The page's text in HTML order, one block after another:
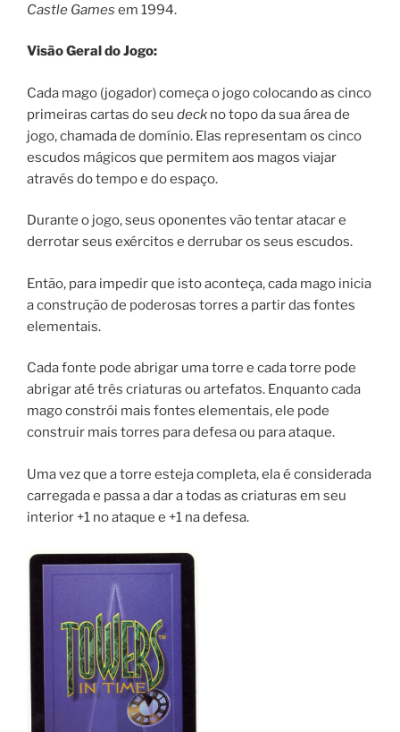
Castle Games em 1994.
Visão Geral do Jogo:
Cada mago (jogador) começa o jogo colocando as cinco
primeiras cartas do seu deck no topo da sua área de
jogo, chamada de domínio. Elas representam os cinco
escudos mágicos que permitem aos magos viajar
através do tempo e do espaço.
Durante o jogo, seus oponentes vão tentar atacar e
derrotar seus exércitos e derrubar os seus escudos.
Então, para impedir que isto aconteça, cada mago inicia
a construção de poderosas torres a partir das fontes
elementais.
Cada fonte pode abrigar uma torre e cada torre pode
abrigar até três criaturas ou artefatos. Enquanto cada
mago constrói mais fontes elementais, ele pode
construir mais torres para defesa ou para ataque.
Uma vez que a torre esteja completa, ela é considerada
carregada e passa a dar a todas as criaturas em seu
interior +1 no ataque e +1 na defesa.